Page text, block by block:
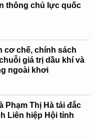
thông chủ lực quốc
cơ chế, chính sách
giá trị dầu khí và
ngoài khơi
Phạm Thị Hà tái đắc
Liên hiệp Hội tỉnh